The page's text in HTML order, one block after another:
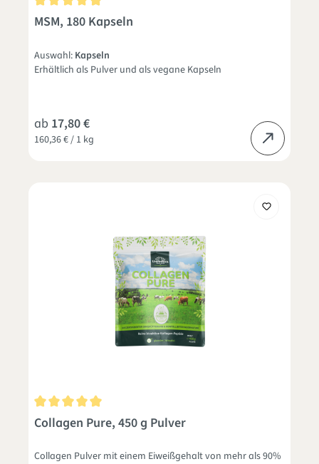
Durchschnittliche Bewertung von 4.9 von 5 Sternen
MSM, 180 Kapseln
Auswahl: Kapseln
Erhältlich als Pulver und als vegane Kapseln
160,36 € / 1 kg
ab 17,80 €
Durchschnittliche Bewertung von 5 von 5 Sternen
Collagen Pure, 450 g Pulver
Collagen Pulver mit einem Eiweißgehalt von mehr als 90%